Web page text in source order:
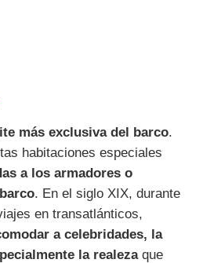
más exclusiva del barco.
habitaciones especiales
a los armadores o
. En el siglo XIX, durante
en transatlánticos,
a celebridades, la
la realezaque